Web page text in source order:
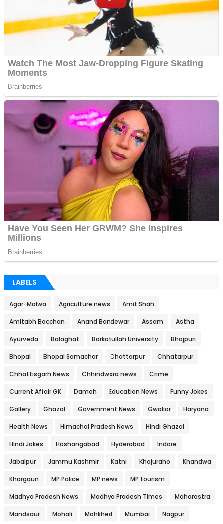
LABELS
Agar-Malwa Agriculture news Amit Shah
Amitabh Bacchan Anand Bandewar Assam Astha
Ayurveda Balaghat Barkatullah University Bhojpuri
Bhopal Bhopal Samachar Chattarpur Chhatarpur
Chhattisgarh News Chhindwara news Crime
Current Affair GK Damoh Education News Funny Jokes
Gallery Ghazal Government News Gwalior Haryana
Health News Himachal Pradesh News Hindi Ghazal
Hindi Jokes Hoshangabad Hyderabad Indore
Jabalpur Jammu Kashmir Katni Khajuraho Khandwa
Khargaun MP Police MP news MP tourism
Madhya Pradesh News Madhya Pradesh Times Maharastra
Mandsaur Mohali Mohkhed Mumbai Nagpur